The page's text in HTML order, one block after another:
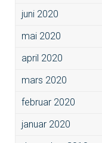
juni 2020
mai 2020
april 2020
mars 2020
februar 2020
januar 2020